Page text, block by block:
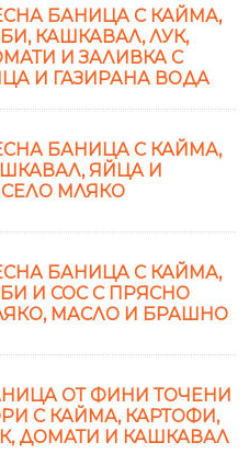
БАНИЦА С КАЙМА,
КАШКАВАЛ, ЛУК,
И ЗАЛИВКА С
И ГАЗИРАНА ВОДА
БАНИЦА С КАЙМА,
ЯЙЦА И
МЛЯКО
БАНИЦА С КАЙМА,
И СОС С ПРЯСНО
МАСЛО И БРАШНО
ОТ ФИНИ ТОЧЕНИ
С КАЙМА, КАРТОФИ,
ДОМАТИ И КАШКАВАЛ